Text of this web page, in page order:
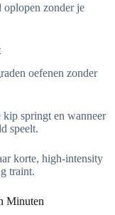
oplopen zonder je
oefenen zonder
kip springt en wanneer
speelt.
korte, high‑intensity
traint.
Minuten